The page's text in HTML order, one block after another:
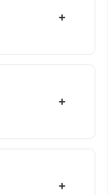
+
+
+